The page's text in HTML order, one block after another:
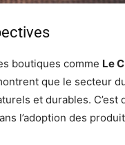
boutiques comme Le
que le secteur
et durables. C’est
l’adoption des